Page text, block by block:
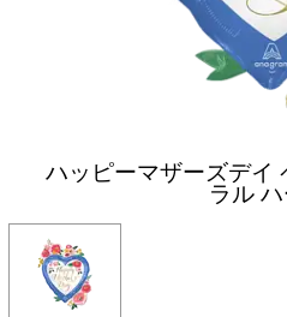
ハッピーマザーズデイ
ラル